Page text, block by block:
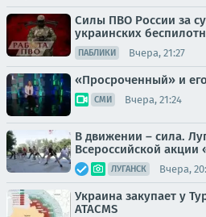
Силы ПВО России за
украинских
ПАБЛИКИ Вчера, 21:27
«Просроченный» и
СМИ Вчера, 21:24
В движении – сила.
Всероссийской
ЛУГАНСК Вчера,
Украина закупает у
ATACMS